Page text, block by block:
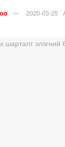
2020-03-25